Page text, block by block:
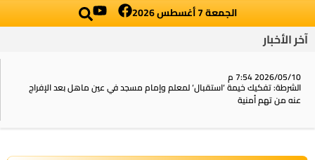
الجمعة 7 أغسطس 2026
آخر الأخبار
2026/05/10 7:54 م
الشرطة: تفكيك خيمة ‘استقبال‘ لمعلم وإمام مسجد في عين ماهل بعد الإفراج
عنه من تهم أمنية